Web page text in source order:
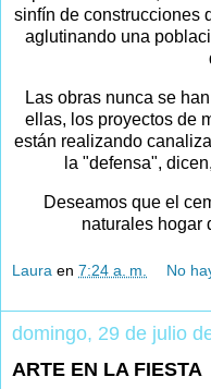
sinfín de construcciones
aglutinando una
Las obras nunca se
ellas, los proyectos de
están realizando
la "defensa",
Deseamos que el
naturales hogar
Laura en 7:24 a. m. No
domingo, 29 de julio
ARTE EN LA FIESTA